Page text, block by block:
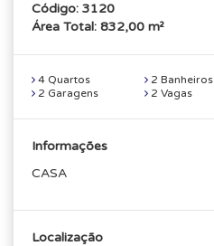
Código: 3120
Área Total: 832,00 m²
4 Quartos 2 Banheiros
2 Garagens
2 Vagas
Informações
CASA
Localização